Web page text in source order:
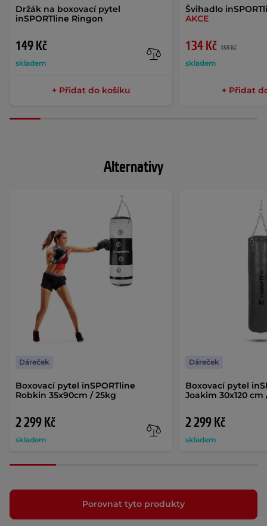
Držák na boxovací pytel
inSPORTline Ringon
149 Kč
skladem
+ Přidat do košíku
Švihadlo
AKCE
134 Kč 159 Kč
skladem
+ Přidat
Alternativy
Boxovací pytel inSPORTline
Robkin 35x90cm / 25kg
2 299 Kč
skladem
Dáreček
Boxovací pytel
Joakim 30x120 cm
2 299 Kč
skladem
Dáreček
Porovnat tyto produkty